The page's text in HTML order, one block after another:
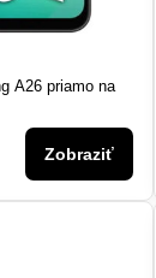
A26 priamo na
Zobraziť